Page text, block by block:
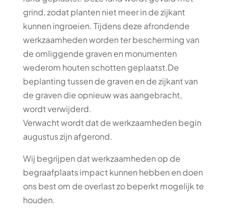
grind, zodat planten niet meer in de zijkant
kunnen ingroeien. Tijdens deze afrondende
werkzaamheden worden ter bescherming van
de omliggende graven en monumenten
wederom houten schotten geplaatst.De
beplanting tussen de graven en de zijkant van
de graven die opnieuw was aangebracht,
wordt verwijderd.
Verwacht wordt dat de werkzaamheden begin
augustus zijn afgerond.
Wij begrijpen dat werkzaamheden op de
begraafplaats impact kunnen hebben en doen
ons best om de overlast zo beperkt mogelijk te
houden.